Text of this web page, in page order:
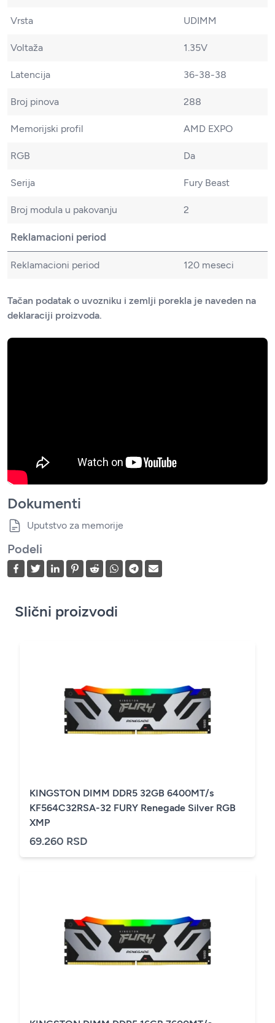
Vrsta UDIMM
Voltaža 1.35V
Latencija 36-38-38
Broj pinova 288
Memorijski profil AMD EXPO
RGB Da
Serija Fury Beast
Broj modula u pakovanju 2
Reklamacioni period
Reklamacioni period 120 meseci
Tačan podatak o uvozniku i zemlji porekla je naveden na
deklaraciji proizvoda.
Dokumenti
Uputstvo za memorije
Podeli
Slični proizvodi
KINGSTON DIMM DDR5 32GB 6400MT/s
KF564C32RSA-32 FURY Renegade Silver RGB
XMP
69.260 RSD